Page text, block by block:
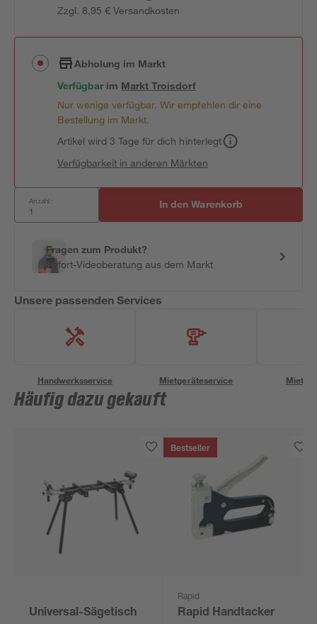
Zzgl. 8,95 € Versandkosten
Abholung im Markt
Verfügbar im MarktTroisdorf
Nur wenige verfügbar. Wir empfehlen dir eine
Bestellung im Markt.
Artikel wird 3 Tage für dich hinterlegt
Verfügbarkeit in anderen Märkten
Anzahl: In den Warenkorb
Fragen zum Produkt?
Sofort-Videoberatung aus dem Markt
Unsere passenden Services
Handwerksservice Mietgeräteservice
Häufig dazu gekauft
Universal-Sägetisch
Bestseller
Rapid
Rapid Handtacker